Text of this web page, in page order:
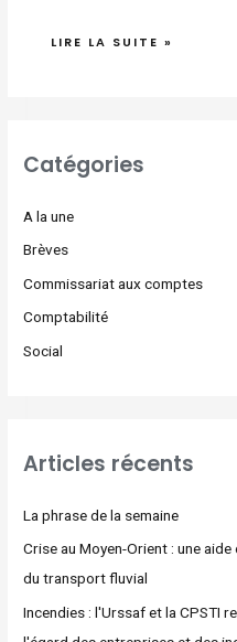
LIRE LA SUITE »
Catégories
A la une
Brèves
Commissariat aux comptes
Comptabilité
Social
Articles récents
La phrase de la semaine
Crise au Moyen-Orient : une
du transport fluvial
Incendies : l'Urssaf et la CPSTI